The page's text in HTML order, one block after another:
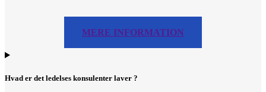
MERE INFORMATION
Hvad er det ledelses konsulenter laver ?